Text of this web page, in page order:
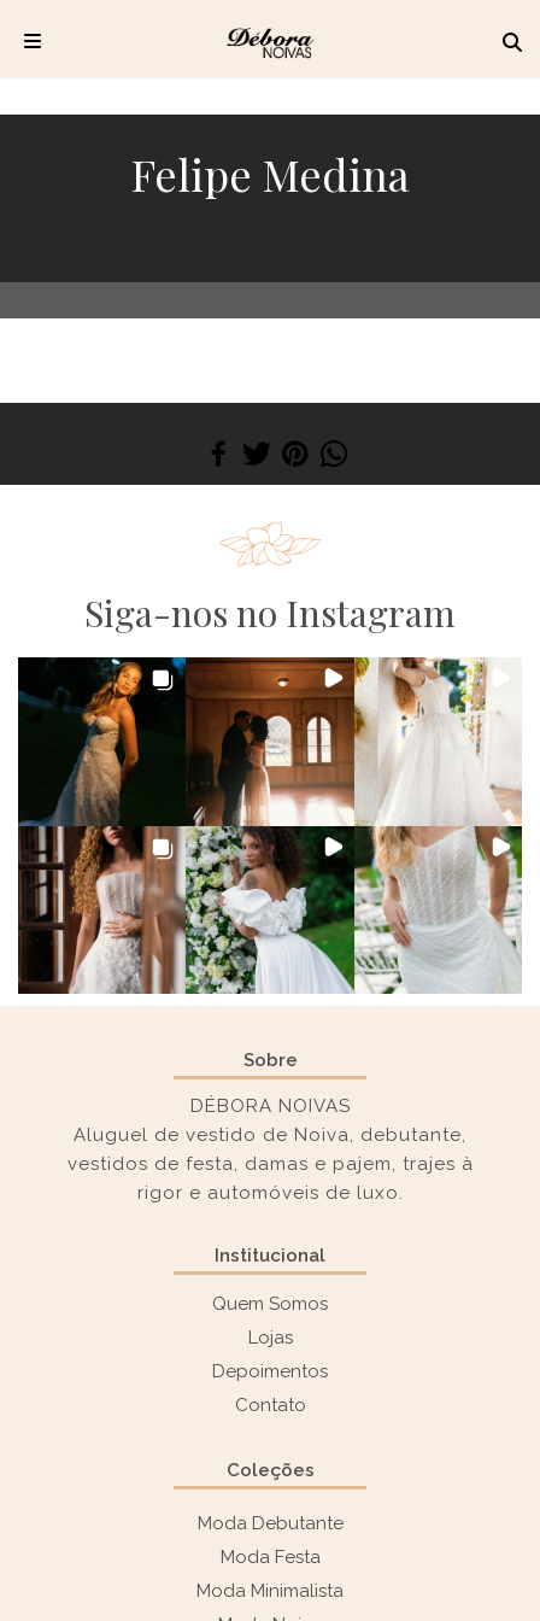
para
conteúdo
Felipe Medina
Siga-nos no Instagram
Sobre
DÉBORA NOIVAS
Aluguel de vestido de Noiva, debutante,
vestidos de festa, damas e pajem, trajes à
rigor e automóveis de luxo.
Institucional
Quem Somos
Lojas
Depoimentos
Contato
Coleções
Moda Debutante
Moda Festa
Moda Minimalista